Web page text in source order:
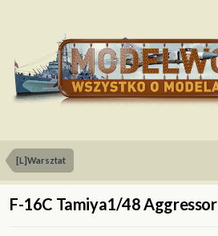
[L]Warsztat
F-16C Tamiya1/48 Aggressor